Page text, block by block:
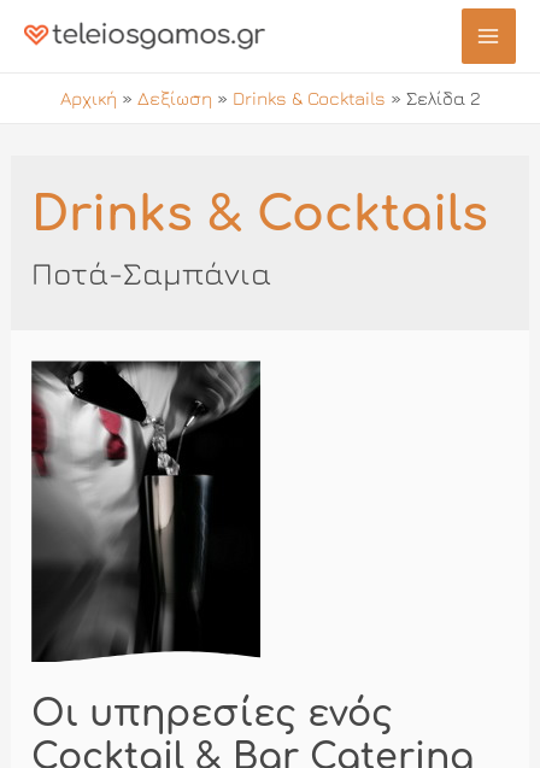
Μετάβαση
στο
περιεχόμενο
Αρχική » Δεξίωση » Drinks & Cocktails » Σελίδα 2
Drinks & Cocktails
Ποτά-Σαμπάνια
Οι υπηρεσίες ενός
Cocktail & Bar Catering